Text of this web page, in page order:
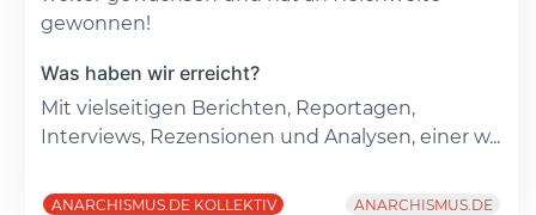
gewonnen!
Was haben wir erreicht?
Mit vielseitigen Berichten, Reportagen,
Interviews, Rezensionen und Analysen, einer w...
ANARCHISMUS.DE KOLLEKTIV ANARCHISMUS.DE